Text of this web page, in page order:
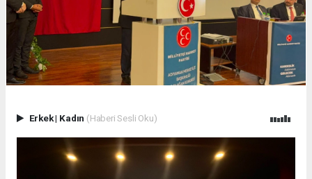
Erkek| Kadın (Haberi Sesli Oku)